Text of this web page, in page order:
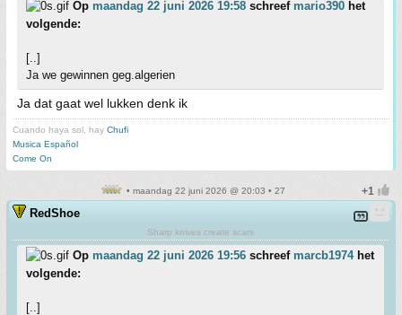
Op maandag 22 juni 2026 19:58 schreef mario390 het
volgende:
[..]
Ja we gewinnen geg.algerien
Ja dat gaat wel lukken denk ik
Cuando haya sol, hay Chufi
Musica Español
Come On
• maandag 22 juni 2026 @ 20:03 • 27
RedShoe
Sharp knives create scars
Op maandag 22 juni 2026 19:56 schreef marcb1974het
volgende:
[..]